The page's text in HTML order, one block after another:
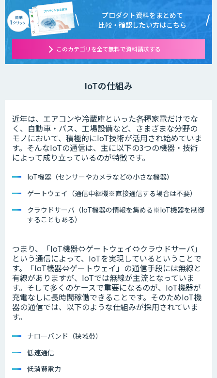
プロダクト資料をまとめて
比較・確認したい方はこちら
このカテゴリを全て無料で資料請求する
IoTの仕組み
近年は、エアコンや冷蔵庫といった各種家電だけでな
く、自動車・バス、工場設備など、さまざまな分野の
モノにおいて、積極的にIoT技術が活用され始めていま
す。そんなIoTの通信は、主に以下の3つの機器・技術
によって成り立っているのが特徴です。
IoT機器（センサーやカメラなどの小さな機器）
ゲートウェイ（通信中継機※直接通信する場合は不要）
クラウドサーバ（IoT機器の情報を集める※IoT機器を制御
することもある）
つまり、「IoT機器⇔ゲートウェイ⇔クラウドサーバ」
という通信によって、IoTを実現しているということで
す。「IoT機器⇔ゲートウェイ」の通信手段には無線と
有線がありますが、IoTでは無線が主流となっていま
す。そして多くのケースで重要になるのが、IoT機器が
充電なしに長時間稼働できることです。そのためIoT機
器の通信では、以下のような仕組みが採用されていま
す。
ナローバンド（狭域帯）
低速通信
低消費電力